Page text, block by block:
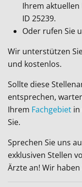
Ihrem aktuellen
ID 25239.
Oder rufen Sie
Wir unterstützen
und kostenlos.
Sollte diese
entsprechen,
Ihrem Fachgebiet
Sie.
Sprechen Sie uns
exklusiven Stellen
Ärzte an! Wir haben